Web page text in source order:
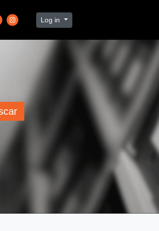
Log in